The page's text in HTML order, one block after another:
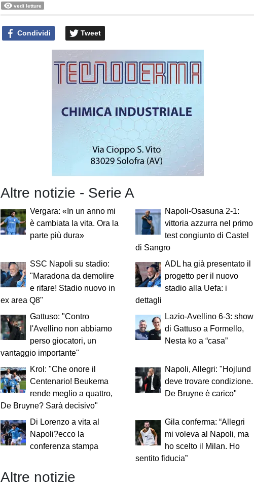
vedi letture
Condividi Tweet
Altre notizie - Serie A
Vergara: «In un anno mi
è cambiata la vita. Ora la
parte più dura»
Napoli-Osasuna 2-1:
vittoria azzurra nel primo
test congiunto di Castel
di Sangro
SSC Napoli su stadio:
"Maradona da demolire
e rifare! Stadio nuovo in
ex area Q8"
ADL ha già presentato il
progetto per il nuovo
stadio alla Uefa: i
dettagli
Gattuso: "Contro
l'Avellino non abbiamo
perso giocatori, un
vantaggio importante"
Lazio-Avellino 6-3: show
di Gattuso a Formello,
Nesta ko a “casa”
Krol: "Che onore il
Centenario! Beukema
rende meglio a quattro,
De Bruyne? Sarà decisivo"
Napoli, Allegri: "Hojlund
deve trovare condizione.
De Bruyne è carico"
Di Lorenzo a vita al
Napoli?ecco la
conferenza stampa
Gila conferma: “Allegri
mi voleva al Napoli, ma
ho scelto il Milan. Ho
sentito fiducia”
Altre notizie